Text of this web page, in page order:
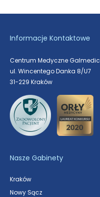
Informacje Kontaktowe
Centrum Medyczne Galmedic
ul. Wincentego Danka 8/U7
31-229 Kraków
Nasze Gabinety
Kraków
Nowy Sącz